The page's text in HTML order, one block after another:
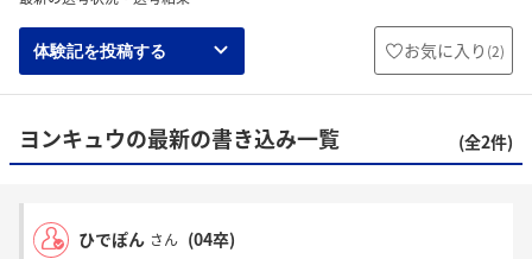
体験記を投稿する お気に入り (2)
ヨンキュウの最新の書き込み一覧 (全2件)
ひでぽん さん (04卒)